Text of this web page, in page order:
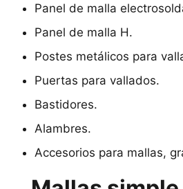
Panel de malla
Panel de malla H.
Postes metálicos para
Puertas para vallados.
Bastidores.
Alambres.
Accesorios para mallas,